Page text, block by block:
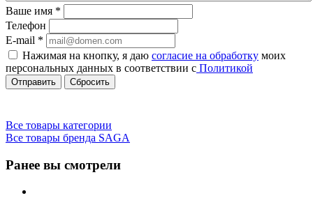
Ваше имя *
Телефон
E-mail *
Нажимая на кнопку, я даю согласие на обработку моих
персональных данных в соответствии с Политикой
Сбросить
Все товары категории
Все товары бренда SAGA
Ранее вы смотрели